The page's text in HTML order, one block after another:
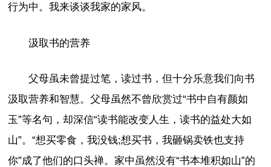
行为中。我来谈谈我家的家风。
汲取书的营养
父母虽未曾提过笔，读过书，但十分乐意我们向书
汲取营养和智慧。父母虽然不曾欣赏过“书中自有颜如
玉”等名句，却深信“读书能改变人生，读书的益处大如
山”。“想买零食，我没钱;想买书，我砸锅卖铁也支持
你”成了他们的口头禅。家中虽然没有“书本堆积如山”的